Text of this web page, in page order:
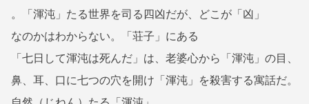
。「渾沌」たる世界を司る四凶だが、どこが「凶」
なのかはわからない。「荘子」にある
「七日して渾沌は死んだ」は、老婆心から「渾沌」の目、
鼻、耳、口に七つの穴を開け「渾沌」を殺害する寓話だ。